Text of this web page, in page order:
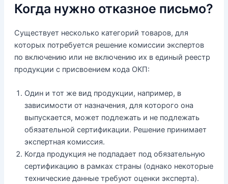
Когда нужно отказное письмо?
Существует несколько категорий товаров, для
которых потребуется решение комиссии экспертов
по включению или не включению их в единый реестр
продукции с присвоением кода ОКП:
Один и тот же вид продукции, например, в
зависимости от назначения, для которого она
выпускается, может подлежать и не подлежать
обязательной сертификации. Решение принимает
экспертная комиссия.
Когда продукция не подпадает под обязательную
сертификацию в рамках страны (однако некоторые
технические данные требуют оценки эксперта).